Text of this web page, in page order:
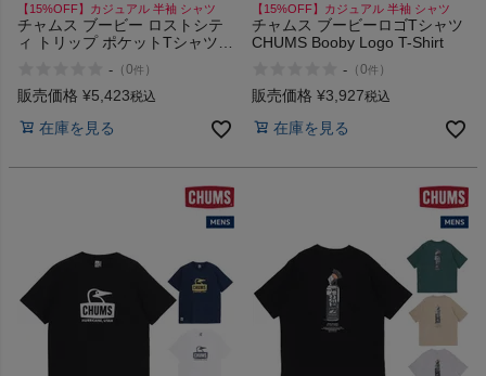
【15%OFF】カジュアル 半袖 シャツ
チャムス ブービー ロストシテ
ィ トリップ ポケットTシャツ
Pocket T-Shirt- （0件 ）
販売価格 ¥5,423税込
在庫を見る
【15%OFF】カジュアル 半袖 シャツ
チャムス ブービーロゴTシャツ
CHUMS Booby Logo T-Shirt
- （0件 ）
販売価格 ¥3,927税込
在庫を見る